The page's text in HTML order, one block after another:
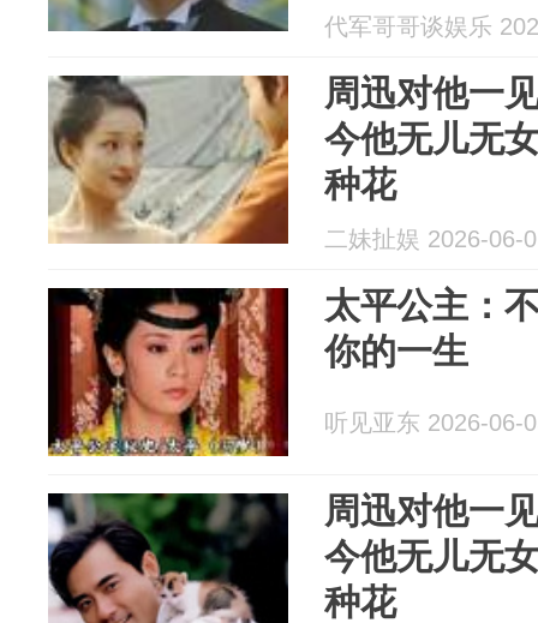
代军哥哥谈娱乐
周迅对他一
今他无儿无
种花
二妹扯娱 2026-06-
太平公主：
你的一生
听见亚东 2026-06-
周迅对他一
今他无儿无
种花